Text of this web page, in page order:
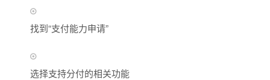
找到“支付能力申请”
选择支持分付的相关功能